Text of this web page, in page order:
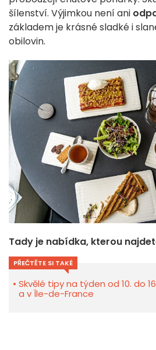
šílenství. Výjimkou není ani
základem je krásné sladké i
obilovin.
Tady je nabídka, kterou
PŘEČTĚTE SI TAKÉ
Skvělé tipy na týden od 10. do
a v Île-de-France